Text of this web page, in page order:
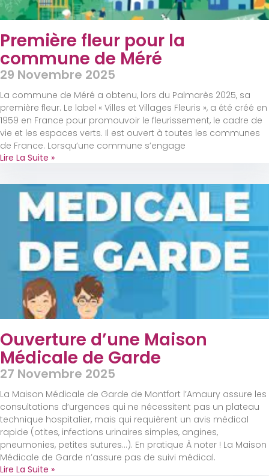
Première fleur pour la
commune de Méré
29 Novembre 2025
La commune de Méré a obtenu, lors du Palmarès 2025, sa
première fleur. Le label « Villes et Villages Fleuris », a été créé en
1959 en France pour promouvoir le fleurissement, le cadre de
vie et les espaces verts. Il est ouvert à toutes les communes
de France. Lorsqu’une commune s’engage
Lire La Suite »
Ouverture d’une Maison
Médicale de Garde
27 Novembre 2025
La Maison Médicale de Garde de Montfort l’Amaury assure les
consultations d’urgences qui ne nécessitent pas un plateau
technique hospitalier, mais qui requièrent un avis médical
rapide (otites, infections urinaires simples, angines,
pneumonies, petites sutures…). En pratique À noter ! La Maison
Médicale de Garde n’assure pas de suivi médical.
Lire La Suite »